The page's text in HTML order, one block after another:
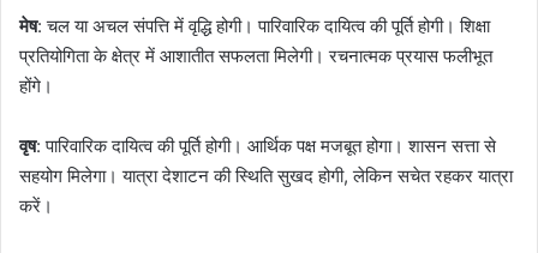
मेष: चल या अचल संपत्ति में वृद्धि होगी। पारिवारिक दायित्व की पूर्ति होगी। शिक्षा
प्रतियोगिता के क्षेत्र में आशातीत सफलता मिलेगी। रचनात्मक प्रयास फलीभूत
होंगे।
वृष: पारिवारिक दायित्व की पूर्ति होगी। आर्थिक पक्ष मजबूत होगा। शासन सत्ता से
सहयोग मिलेगा। यात्रा देशाटन की स्थिति सुखद होगी, लेकिन सचेत रहकर यात्रा
करें।